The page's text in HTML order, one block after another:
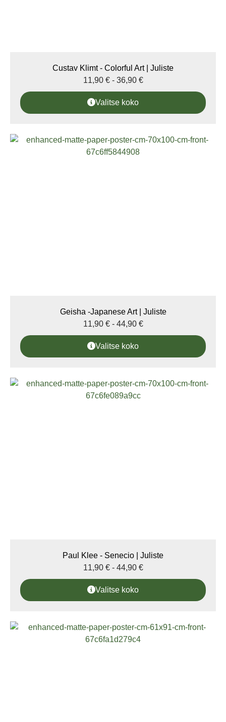
Custav Klimt - Colorful Art | Juliste
11,90 € - 36,90 €
Valitse koko
Geisha -Japanese Art | Juliste
11,90 € - 44,90 €
Valitse koko
Paul Klee - Senecio | Juliste
11,90 € - 44,90 €
Valitse koko